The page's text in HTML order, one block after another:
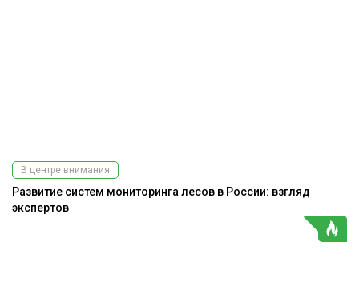
В центре внимания
Развитие систем мониторинга лесов в России: взгляд
экспертов